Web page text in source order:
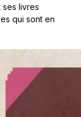
ses livres
qui sont en